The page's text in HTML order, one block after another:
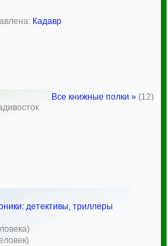
Кадавр
детективы, триллеры
Все книжные полки » (12)